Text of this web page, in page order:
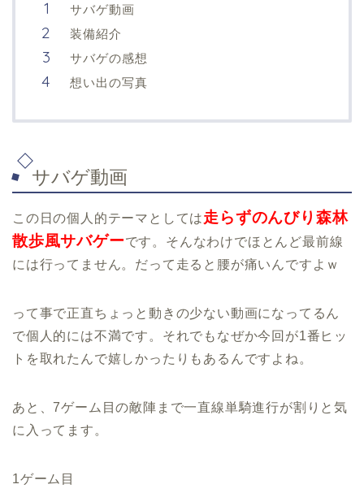
サバゲ動画
装備紹介
サバゲの感想
想い出の写真
サバゲ動画
この日の個人的テーマとしては走らずのんびり森林
散歩風サバゲーです。そんなわけでほとんど最前線
には行ってません。だって走ると腰が痛いんですよｗ
って事で正直ちょっと動きの少ない動画になってるん
で個人的には不満です。それでもなぜか今回が1番ヒッ
トを取れたんで嬉しかったりもあるんですよね。
あと、7ゲーム目の敵陣まで一直線単騎進行が割りと気
に入ってます。
1ゲーム目